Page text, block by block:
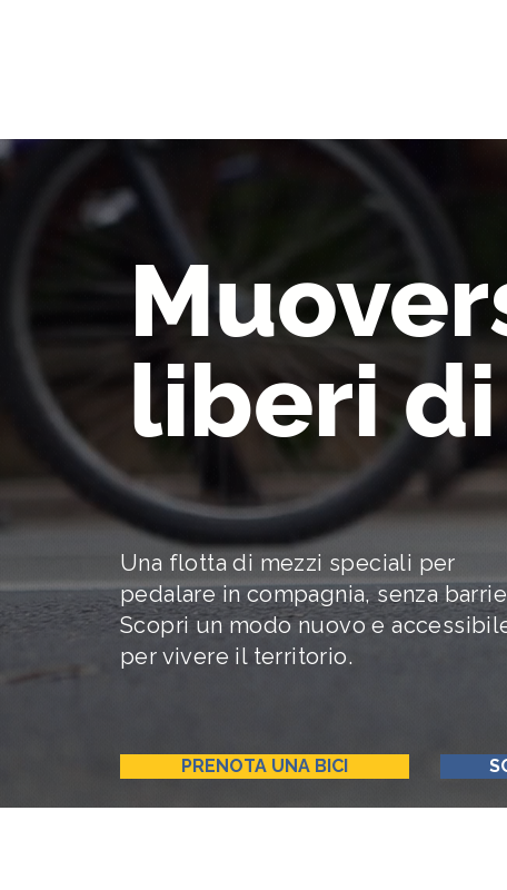
liberi
Una flotta di mezzi speciali per
pedalare in compagnia, senza
Scopri un modo nuovo e
per vivere il territorio.
PRENOTA UNA BICI